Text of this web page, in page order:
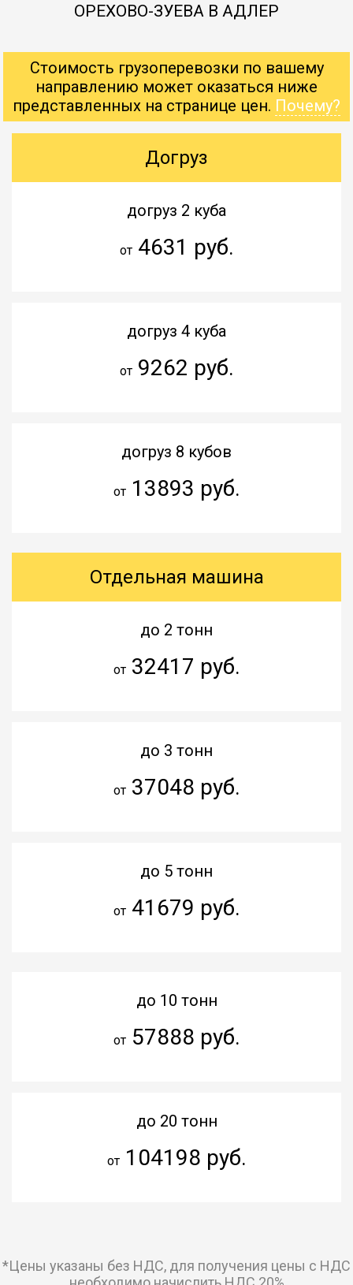
ОРЕХОВО-ЗУЕВА В АДЛЕР
Стоимость грузоперевозки по вашему
направлению может оказаться ниже
представленных на странице цен. Почему?
Догруз
догруз 2 куба
от4631 руб.
догруз 4 куба
от9262 руб.
догруз 8 кубов
от13893 руб.
Отдельная машина
до 2 тонн
от32417 руб.
до 3 тонн
от37048 руб.
до 5 тонн
от41679 руб.
до 10 тонн
от57888 руб.
до 20 тонн
от104198 руб.
*Цены указаны без НДС, для получения цены с НДС